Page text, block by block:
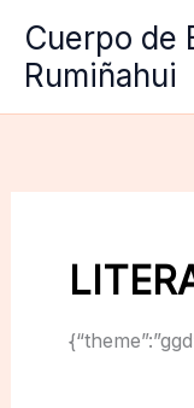
contenido
Cuerpo de
Rumiñahui